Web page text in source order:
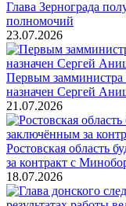
Глава Зернограда
полномочий
23.07.2026
Первым замминистра
назначен Сергей
21.07.2026
Ростовская область
за контракт с
18.07.2026